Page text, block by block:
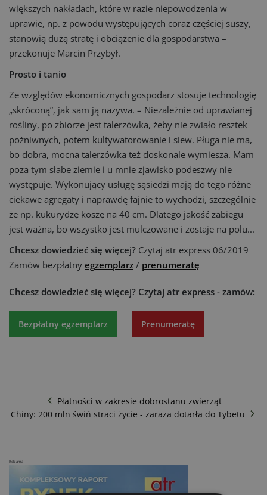
większych nakładach, które w razie niepowodzenia w
uprawie, np. z powodu występujących coraz częściej suszy,
stanowią dużą stratę i obciążenie dla gospodarstwa –
przekonuje Marcin Przybył.
Prosto i tanio
Ze względów ekonomicznych gospodarz stosuje technologię
„skróconą”, jak sam ją nazywa. – Niezależnie od uprawianej
rośliny, po zbiorze jest talerzówka, żeby nie zwiało resztek
pożniwnych, potem kultywatorowanie i siew. Pługa nie ma,
bo dobra, mocna talerzówka też doskonale wymiesza. Mam
poza tym słabe ziemie i u mnie zjawisko podeszwy nie
występuje. Wykonujący usługę sąsiedzi mają do tego różne
ciekawe agregaty i naprawdę fajnie to wychodzi, szczególnie
że np. kukurydzę koszę na 40 cm. Dlatego jakość zabiegu
jest ważna, bo wszystko jest mulczowane i zostaje na polu...
Chcesz dowiedzieć się więcej? Czytaj atr express 06/2019
Zamów bezpłatny egzemplarz / prenumeratę
Chcesz dowiedzieć się więcej? Czytaj atr express - zamów:
Bezpłatny egzemplarz Prenumeratę
Płatności w zakresie dobrostanu zwierząt
Chiny: 200 mln świń straci życie - zaraza dotarła do Tybetu
Reklama